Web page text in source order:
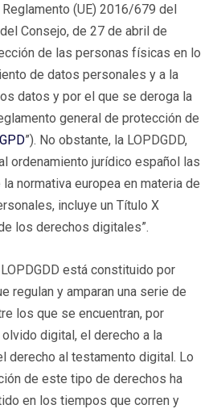
Reglamento (UE) 2016/679 del
Consejo, de 27 de abril de
de las personas físicas en lo
de datos personales y a la
datos y por el que se deroga la
general de protección de
”). No obstante, la LOPDGDD,
ordenamiento jurídico español las
normativa europea en materia de
incluye un Título X
los derechos digitales”.
está constituido por
regulan y amparan una serie de
los que se encuentran, por
digital, el derecho a la
derecho al testamento digital. Lo
de este tipo de derechos ha
en los tiempos que corren y